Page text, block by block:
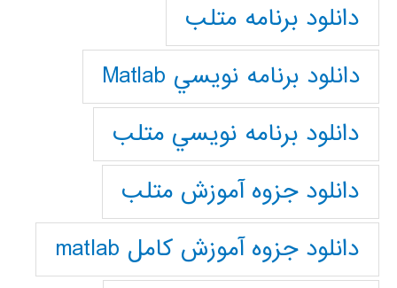
دانلود برنامه متلب
دانلود برنامه نويسي Matlab
دانلود برنامه نويسي متلب
دانلود جزوه آموزش متلب
دانلود جزوه آموزش کامل matlab